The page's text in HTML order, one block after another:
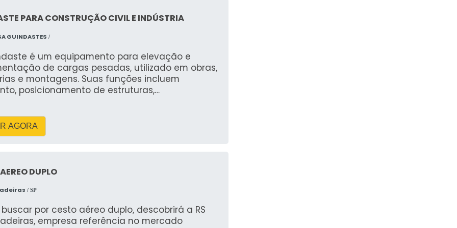
PARA CONSTRUÇÃO CIVIL E INDÚSTRIA
GUINDASTES /
é um equipamento para elevação e
de cargas pesadas, utilizado em obras,
e montagens. Suas funções incluem
posicionamento de estruturas,
metros e horizontal de até 40 metros. Pode ser
elétrico ou a diesel, com controle em cabine
fornece equipamentos revisados, equipe
segurança e custo-benefício.
AGORA
DUPLO
/ SP
por cesto aéreo duplo, descobrirá a RS
empresa referência no mercado